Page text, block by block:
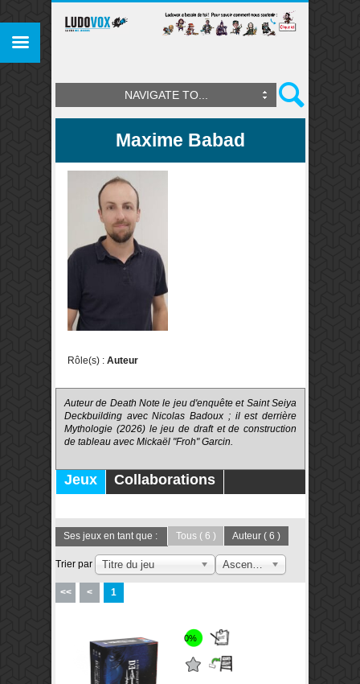
NAVIGATE TO...
Maxime Babad
Rôle(s) : Auteur
Auteur de Death Note le jeu d'enquête etSaint Seiya
Deckbuilding avecNicolas Badoux ; il est derrière
Mythologie (2026) le jeu de draft et de construction
de tableau avec Mickaël "Froh" Garcin.
Jeux
Collaborations
Ses jeux en tant que : Tous ( 6 ) Auteur ( 6 )
Trier par Titre du jeu Ascendant
<< < 1
0%